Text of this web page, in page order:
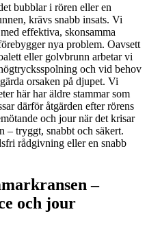
bubblar i rören eller en
krävs snabb insats. Vi
effektiva, skonsamma
nya problem. Oavsett
eller golvbrunn arbetar vi
och vid behov
orsaken på djupet. Vi
här har äldre stammar som
därför åtgärden efter rörens
och jour när det krisar
– tryggt, snabbt och säkert.
rådgivning eller en snabb
–
och jour